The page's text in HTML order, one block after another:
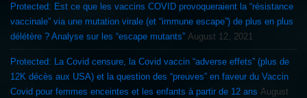
Protected: Est ce que les vaccins COVID provoqueraient la “résistance
vaccinale” via une mutation virale (et “immune escape”) de plus en plus
délétère ? Analyse sur les “escape mutants” August 12, 2021
Protected: La Covid censure, la Covid vaccin “adverse effets” (plus de
12K décès aux USA) et la question des “preuves” en faveur du Vaccin
Covid pour femmes enceintes et les enfants à partir de 12 ans August